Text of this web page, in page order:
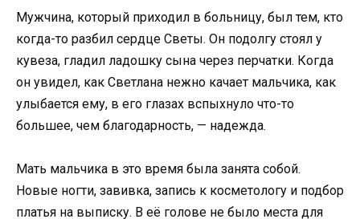
Мужчина, который приходил в больницу, был тем, кто
когда-то разбил сердце Светы. Он подолгу стоял у
кувеза, гладил ладошку сына через перчатки. Когда
он увидел, как Светлана нежно качает мальчика, как
улыбается ему, в его глазах вспыхнуло что-то
большее, чем благодарность, — надежда.
Мать мальчика в это время была занята собой.
Новые ногти, завивка, запись к косметологу и подбор
платья на выписку. В её голове не было места для